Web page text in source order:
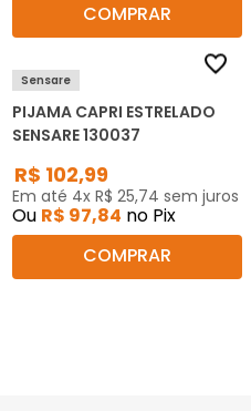
COMPRAR
Sensare
PIJAMA CAPRI ESTRELADO
SENSARE 130037
R$ 102,99
Em até 4x R$ 25,74 sem juros
Ou R$ 97,84 no Pix
COMPRAR